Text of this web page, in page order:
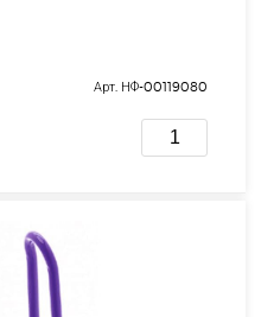
Арт. НФ-00119080